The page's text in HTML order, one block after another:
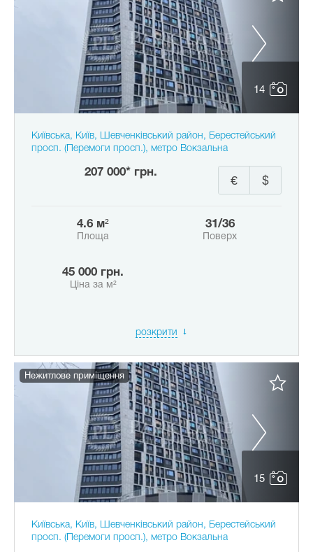
14
Київська, Київ, Шевченківський район, Берестейський
просп. (Перемоги просп.), метро Вокзальна
207 000* грн.
$
€
4.6 м²
Площа
31/36
Поверх
45 000 грн.
Ціна за м²
розкрити
15
Нежитлове приміщення
Київська, Київ, Шевченківський район, Берестейський
просп. (Перемоги просп.), метро Вокзальна